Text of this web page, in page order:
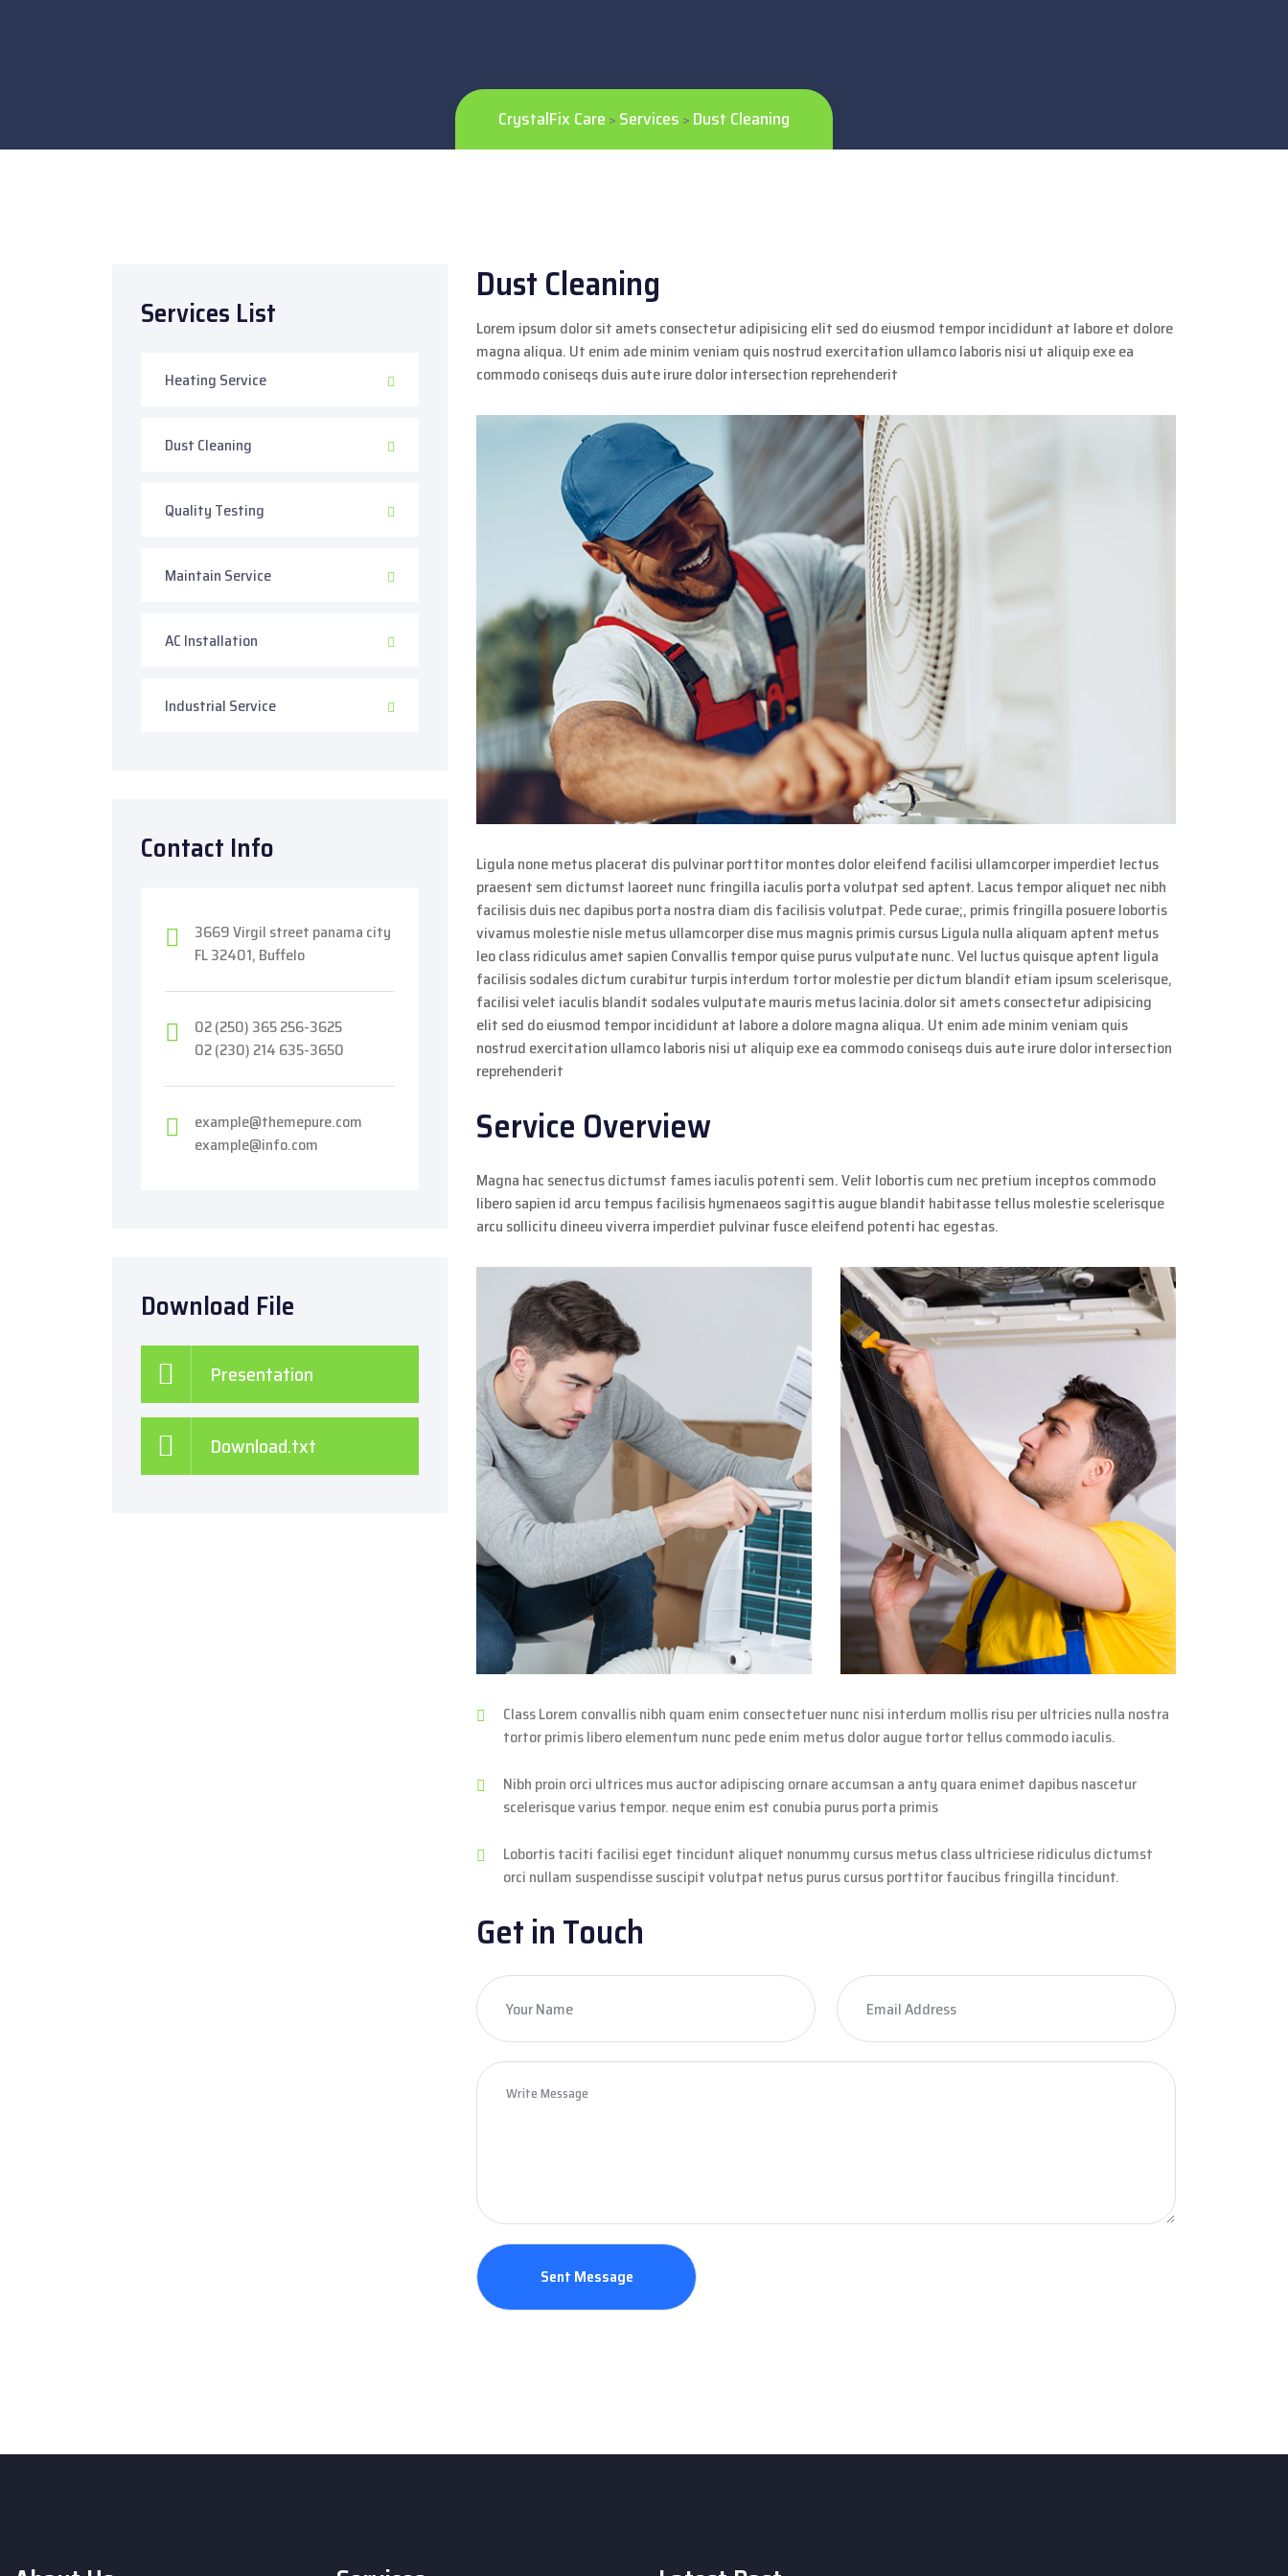
CrystalFix Care > Services > Dust Cleaning
Services List
Heating Service
Dust Cleaning
Quality Testing
Maintain Service
AC Installation
Industrial Service
Contact Info
3669 Virgil street panama city
FL 32401, Buffelo
02 (250) 365 256-3625
02 (230) 214 635-3650
example@themepure.com
example@info.com
Download File
Presentation
Download.txt
Dust Cleaning
Lorem ipsum dolor sit amets consectetur adipisicing elit sed do eiusmod tempor incididunt at labore et dolore
magna aliqua. Ut enim ade minim veniam quis nostrud exercitation ullamco laboris nisi ut aliquip exe ea
commodo coniseqs duis aute irure dolor intersection reprehenderit
Ligula none metus placerat dis pulvinar porttitor montes dolor eleifend facilisi ullamcorper imperdiet lectus
praesent sem dictumst laoreet nunc fringilla iaculis porta volutpat sed aptent. Lacus tempor aliquet nec nibh
facilisis duis nec dapibus porta nostra diam dis facilisis volutpat. Pede curae;, primis fringilla posuere lobortis
vivamus molestie nisle metus ullamcorper dise mus magnis primis cursus Ligula nulla aliquam aptent metus
leo class ridiculus amet sapien Convallis tempor quise purus vulputate nunc. Vel luctus quisque aptent ligula
facilisis sodales dictum curabitur turpis interdum tortor molestie per dictum blandit etiam ipsum scelerisque,
facilisi velet iaculis blandit sodales vulputate mauris metus lacinia.dolor sit amets consectetur adipisicing
elit sed do eiusmod tempor incididunt at labore a dolore magna aliqua. Ut enim ade minim veniam quis
nostrud exercitation ullamco laboris nisi ut aliquip exe ea commodo coniseqs duis aute irure dolor intersection
reprehenderit
Service Overview
Magna hac senectus dictumst fames iaculis potenti sem. Velit lobortis cum nec pretium inceptos commodo
libero sapien id arcu tempus facilisis hymenaeos sagittis augue blandit habitasse tellus molestie scelerisque
arcu sollicitu dineeu viverra imperdiet pulvinar fusce eleifend potenti hac egestas.
Class Lorem convallis nibh quam enim consectetuer nunc nisi interdum mollis risu per ultricies nulla nostra
tortor primis libero elementum nunc pede enim metus dolor augue tortor tellus commodo iaculis.
Nibh proin orci ultrices mus auctor adipiscing ornare accumsan a anty quara enimet dapibus nascetur
scelerisque varius tempor. neque enim est conubia purus porta primis
Lobortis taciti facilisi eget tincidunt aliquet nonummy cursus metus class ultriciese ridiculus dictumst
orci nullam suspendisse suscipit volutpat netus purus cursus porttitor faucibus fringilla tincidunt.
Get in Touch